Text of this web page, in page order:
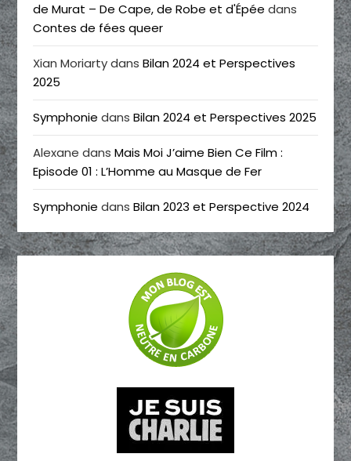
de Murat – De Cape, de Robe et d'Épée dans
Contes de fées queer
Xian MoriartydansBilan 2024 et Perspectives
2025
Symphonie dansBilan 2024 et Perspectives 2025
Alexane dansMais Moi J’aime Bien Ce Film :
Episode 01 : L’Homme au Masque de Fer
Symphonie dansBilan 2023 et Perspective 2024